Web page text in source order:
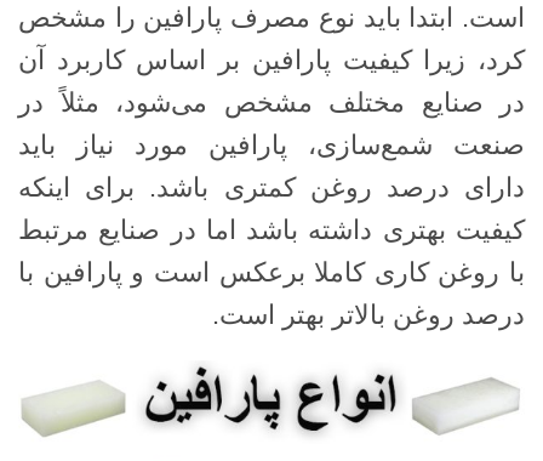
است. ابتدا باید نوع مصرف پارافین را مشخص
کرد، زیرا کیفیت پارافین بر اساس کاربرد آن
در صنایع مختلف مشخص می‌شود، مثلاً در
صنعت شمع‌سازی، پارافین مورد نیاز باید
دارای درصد روغن کمتری باشد. برای اینکه
کیفیت بهتری داشته باشد اما در صنایع مرتبط
با روغن کاری کاملا برعکس است و پارافین با
درصد روغن بالاتر بهتر است.